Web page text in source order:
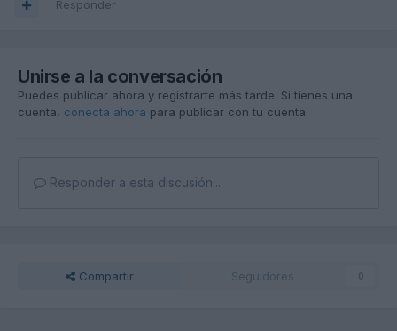
Responder
Unirse a la conversación
Puedes publicar ahora y registrarte más tarde. Si tienes una
cuenta, conecta ahora para publicar con tu cuenta.
Responder a esta discusión...
Compartir Seguidores 0